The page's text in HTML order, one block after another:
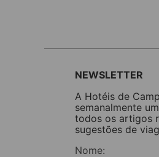
NEWSLETTER
A Hotéis de
semanalmente
todos os artigos
sugestões de
Nome: